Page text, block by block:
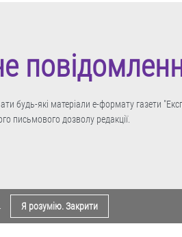
будь-які матеріали е-формату газети
письмового дозволу редакції.
Я розумію. Закрити